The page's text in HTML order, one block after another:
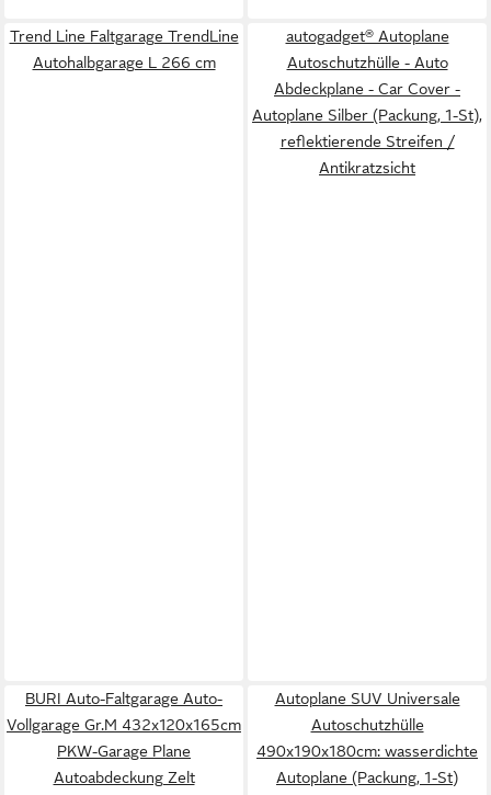
Trend Line Faltgarage TrendLine
Autohalbgarage L 266 cm
autogadget® Autoplane
Autoschutzhülle - Auto
Abdeckplane - Car Cover -
Autoplane Silber (Packung, 1-St),
reflektierende Streifen /
Antikratzsicht
BURI Auto-Faltgarage Auto-
Vollgarage Gr.M 432x120x165cm
PKW-Garage Plane
Autoabdeckung Zelt
Autoplane SUV Universale
Autoschutzhülle
490x190x180cm: wasserdichte
Autoplane (Packung, 1-St)